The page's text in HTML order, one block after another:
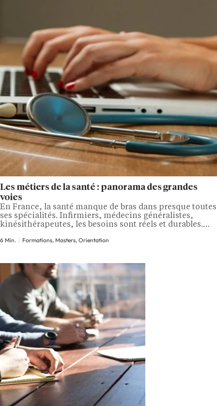
Les métiers de la santé : panorama des grandes
voies
En France, la santé manque de bras dans presque toutes
ses spécialités. Infirmiers, médecins généralistes,
kinésithérapeutes, les besoins sont réels et durables.
différents, avec des formations qui n'ont rien en
6 Min. Formations, Masters, Orientation